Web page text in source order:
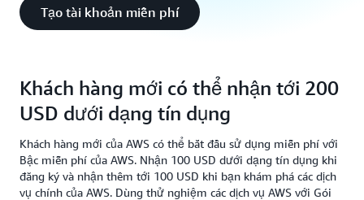
Tạo tài khoản miễn phí
Khách hàng mới có thể nhận tới 200
USD dưới dạng tín dụng
Khách hàng mới của AWS có thể bắt đầu sử dụng miễn phí với
Bậc miễn phí của AWS. Nhận 100 USD dưới dạng tín dụng khi
đăng ký và nhận thêm tới 100 USD khi bạn khám phá các dịch
vụ chính của AWS. Dùng thử nghiệm các dịch vụ AWS với Gói